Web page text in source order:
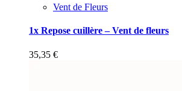
Vent de Fleurs
1x Repose cuillère – Vent de fleurs
35,35 €